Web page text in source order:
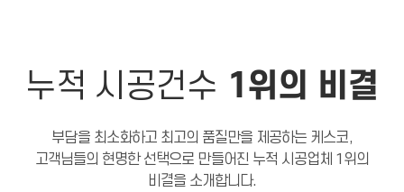
누적 시공건수 1위의 비결
부담을 최소화하고 최고의 품질만을 제공하는 케스코,
고객님들의 현명한 선택으로 만들어진 누적 시공업체 1위의
비결을 소개합니다.